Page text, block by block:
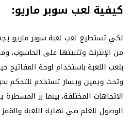
كيفية لعب سوبر ماريو:
لكي تستطيع لعب لعبة سوبر ماريو يجب
من الإنترنت وتثبيتها على الحاسوب،
بلعب اللعبة باستخدام لوحة المفاتيح
وتحت ويمين ويسار تستخدم للتحكم
الاتجاهات المختلفة، بينما زر
الوصول للعلم في نهاية اللعبة